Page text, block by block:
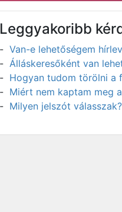
Leggyakoribb
Van-e lehetőségem
Álláskeresőként van
Hogyan tudom törölni a
Miért nem kaptam meg
Milyen jelszót válasszak?